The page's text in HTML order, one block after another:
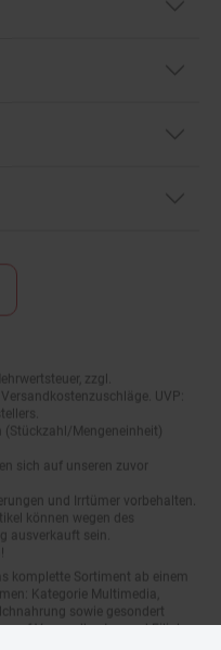
UVP:
Mengeneinheit)
sich auf unseren zuvor
und Irrtümer vorbehalten.
können wegen des
ausverkauft sein.
Kategorie Multimedia,
sowie gesondert
auf Versandkosten und Filial-